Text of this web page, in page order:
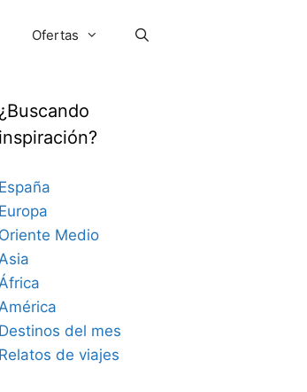
Ofertas
¿Buscando
inspiración?
España
Europa
Oriente Medio
Destinos del mes
Relatos de viajes